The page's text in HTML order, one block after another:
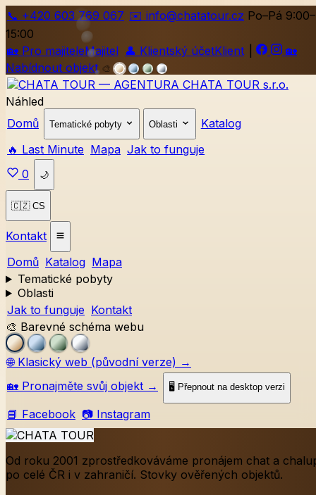
📞 +420 603 769 067 ✉️ info@chatatour.cz Po–Pá 9:00–
15:00
🏡 Pro majiteleMajitel 👤 Klientský účetKlient
🏡
Nabídnout objekt 🎨
Náhled
Domů
Tematické pobyty Oblasti
Katalog
🔥 Last Minute Mapa Jak to funguje
0
🌙
🇨🇿 CS
Kontakt
Domů Katalog Mapa
Tematické pobyty
Oblasti
Jak to funguje Kontakt
🎨 Barevné schéma webu
🌐 Klasický web (původní verze) →
🏡 Pronajměte svůj objekt → 🖥️ Přepnout na desktop verzi
📘 Facebook 📷 Instagram
Od roku 2001 zprostředkováváme pronájem chat a
po celé ČR i v zahraničí. Stovky ověřených objektů.